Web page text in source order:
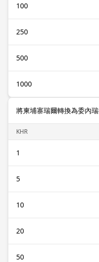
100
250
500
1000
將柬埔寨瑞爾轉換為委內
KHR
1
5
10
20
50